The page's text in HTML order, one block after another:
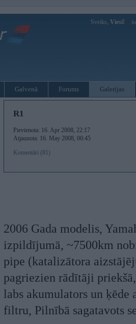
Sveiks, Viesi!
Galvenā Forums Galerijas
R1
Pievienota: 16. Apr 2008, 22:17
Atjaunota: 16. May 2008, 00:45
Komentāri (81)
2006 Gada modelis,
izpildījumā, ~7500km
pipe (katalizātora
pagriezien rādītāji
labs akumulators un
filtru, Pilnībā sagatavots